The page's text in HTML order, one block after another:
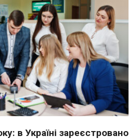
в Україні зареєстровано